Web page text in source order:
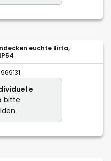
Birta,
bitte